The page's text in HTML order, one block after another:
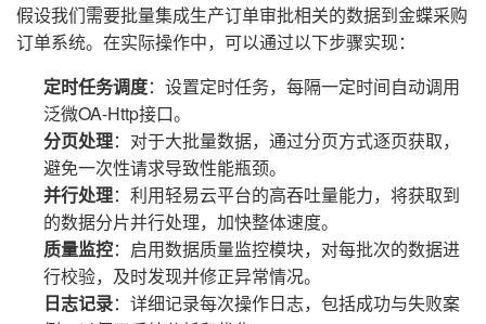
假设我们需要批量集成生产订单审批相关的数据到金蝶采购
订单系统。在实际操作中，可以通过以下步骤实现：
定时任务调度：设置定时任务，每隔一定时间自动调用
泛微OA-Http接口。
分页处理：对于大批量数据，通过分页方式逐页获取，
避免一次性请求导致性能瓶颈。
并行处理：利用轻易云平台的高吞吐量能力，将获取到
的数据分片并行处理，加快整体速度。
质量监控：启用数据质量监控模块，对每批次的数据进
行校验，及时发现并修正异常情况。
日志记录：详细记录每次操作日志，包括成功与失败案